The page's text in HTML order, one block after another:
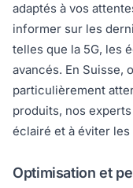
adaptés à vos
informer sur les
telles que la 5G, les
avancés. En Suisse,
particulièrement
produits, nos
éclairé et à éviter
Optimisation et